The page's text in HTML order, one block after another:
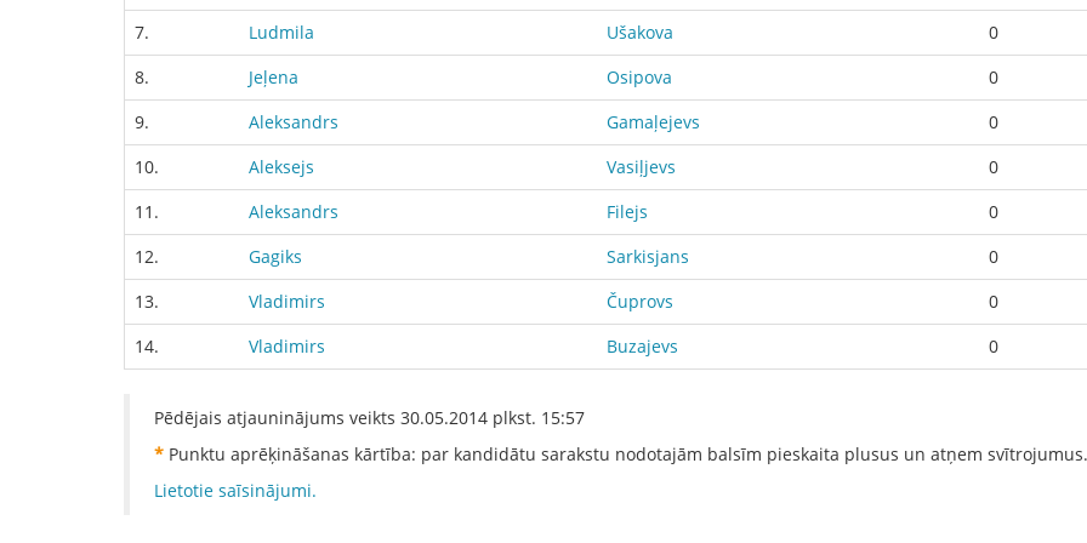
7.
Ludmila Ušakova 0
8.
Jeļena Osipova 0
9.
Aleksandrs Gamaļejevs 0
10.
Aleksejs Vasiļjevs 0
11.
Aleksandrs Filejs 0
12.
Gagiks Sarkisjans 0
13.
Vladimirs Čuprovs 0
14.
Vladimirs Buzajevs 0
Pēdējais atjauninājums veikts 30.05.2014 plkst. 15:57
* Punktu aprēķināšanas kārtība: par kandidātu sarakstu nodotajām balsīm pieskaita plusus un atņem svītrojumus.
Lietotie saīsinājumi.